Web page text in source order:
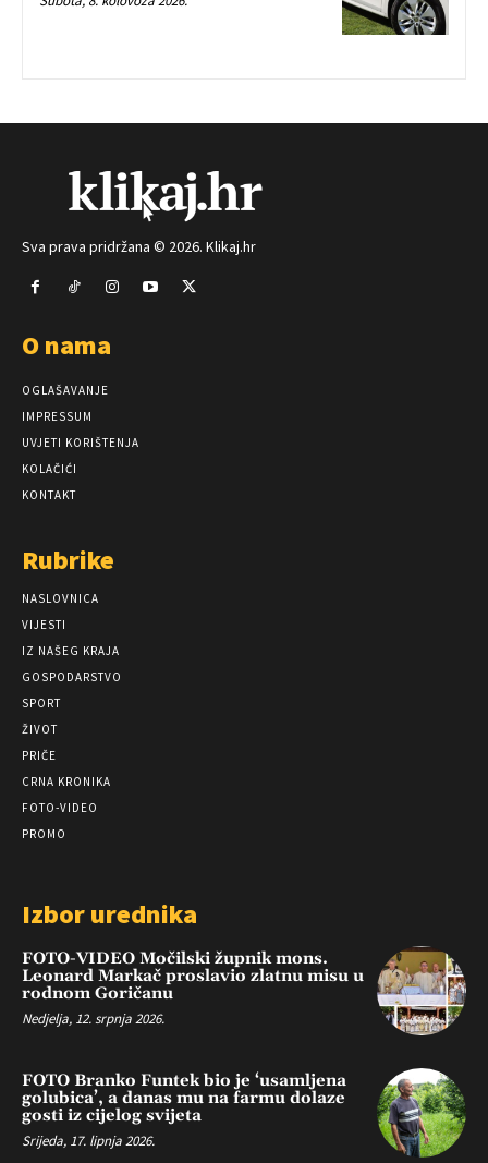
Sva prava pridržana © 2026. Klikaj.hr
O nama
OGLAŠAVANJE
IMPRESSUM
UVJETI KORIŠTENJA
KOLAČIĆI
KONTAKT
Rubrike
NASLOVNICA
VIJESTI
IZ NAŠEG KRAJA
GOSPODARSTVO
SPORT
ŽIVOT
PRIČE
CRNA KRONIKA
FOTO-VIDEO
PROMO
Izbor urednika
FOTO-VIDEO Močilski župnik mons.
Leonard Markač proslavio zlatnu misu u
rodnom Goričanu
Nedjelja, 12. srpnja 2026.
FOTO Branko Funtek bio je ‘usamljena
golubica’, a danas mu na farmu dolaze
gosti iz cijelog svijeta
Srijeda, 17. lipnja 2026.